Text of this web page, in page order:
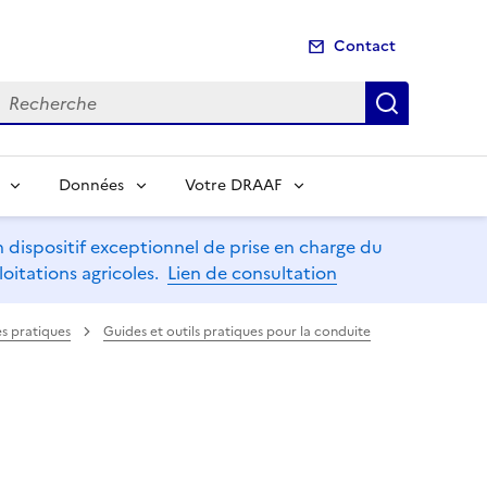
Contact
Données Votre DRAAF
exceptionnel de prise en charge du
agricoles. Lien de consultation
pratiques Guides et outils pratiques pour la conduite